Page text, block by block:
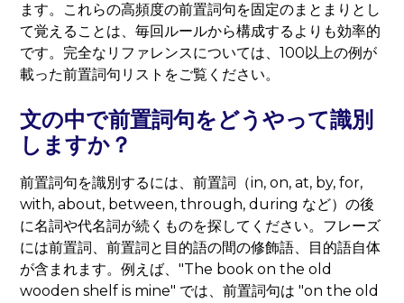
ます。これらの高頻度の前置詞句を固定のまとまりとし
て覚えることは、毎回ルールから構成するよりも効率的
です。完全なリファレンスについては、100以上の例が
載った前置詞句リストをご覧ください。
文の中で前置詞句をどうやって識別
しますか？
前置詞句を識別するには、前置詞（in, on, at, by, for,
with, about, between, through, during など）の後
に名詞や代名詞が続くものを探してください。フレーズ
には前置詞、前置詞と目的語の間の修飾語、目的語自体
が含まれます。例えば、"The book on the old
wooden shelf is mine" では、前置詞句は "on the old